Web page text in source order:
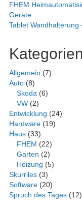
FHEM
Geräte
Tablet
Kategorien
Allgemein (7)
Auto (8)
Skoda (6)
VW (2)
Entwicklung (24)
Hardware (19)
Haus (33)
FHEM (22)
Garten (2)
Heizung (5)
Skurriles (3)
Software (20)
Spruch des Tages (12)